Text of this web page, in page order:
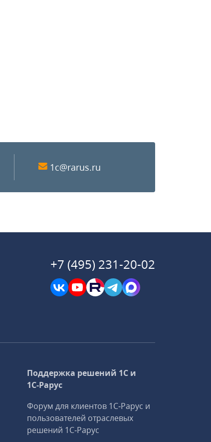
1c@rarus.ru
+7 (495) 231-20-02
Поддержка решений 1С и
1С‑Рарус
Форум для клиентов 1С‑Рарус и
пользователей отраслевых
решений 1С‑Рарус